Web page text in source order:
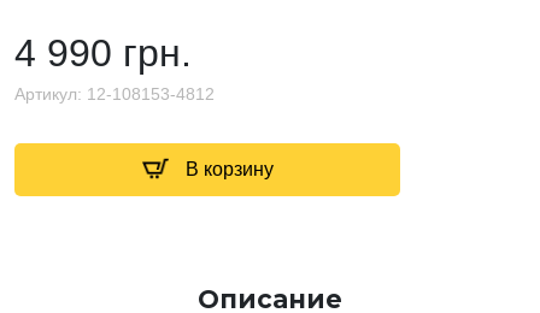
4 990 грн.
Артикул: 12-108153-4812
В корзину
Описание